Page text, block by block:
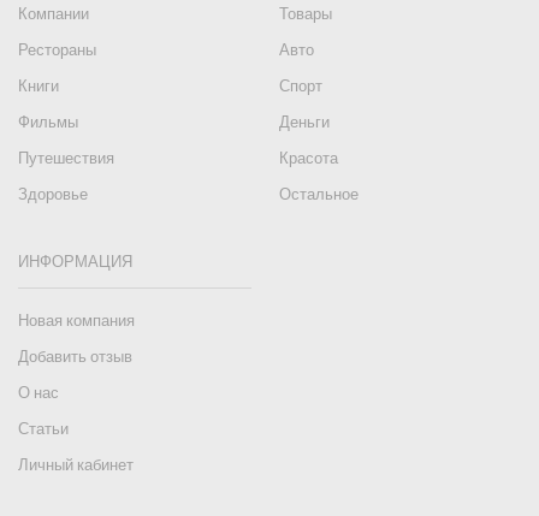
Компании
Товары
Рестораны
Авто
Книги
Спорт
Фильмы
Деньги
Путешествия
Красота
Здоровье
Остальное
ИНФОРМАЦИЯ
Новая компания
Добавить отзыв
О нас
Статьи
Личный кабинет